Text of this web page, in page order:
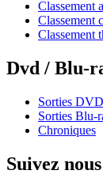
Classement
Classement
Classement
Dvd / Blu-
Sorties DVD
Sorties Blu-
Chroniques
Suivez nous